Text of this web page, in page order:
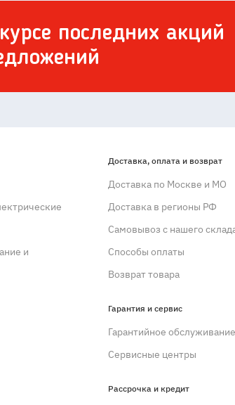
последних акций
и
Доставка, оплата и возврат
Доставка по Москве и МО
Доставка в регионы РФ
Самовывоз с нашего
Способы оплаты
Возврат товара
Гарантия и сервис
Гарантийное обслуживание
Сервисные центры
Рассрочка и кредит